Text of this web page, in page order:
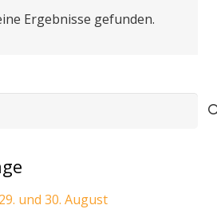
Ergebnisse gefunden.
und 30. August